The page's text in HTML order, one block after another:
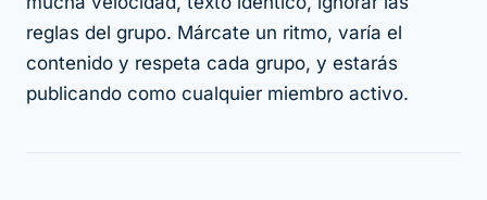
reglas del grupo. Márcate un ritmo, varía el
contenido y respeta cada grupo, y estarás
publicando como cualquier miembro activo.